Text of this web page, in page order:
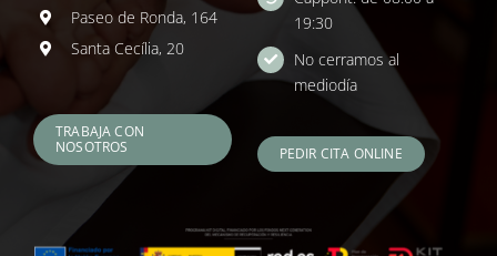
Paseo de Ronda, 164
Santa Cecília, 20
TRABAJA CON
NOSOTROS
19:30
No cerramos al
mediodía
PEDIR CITA ONLINE